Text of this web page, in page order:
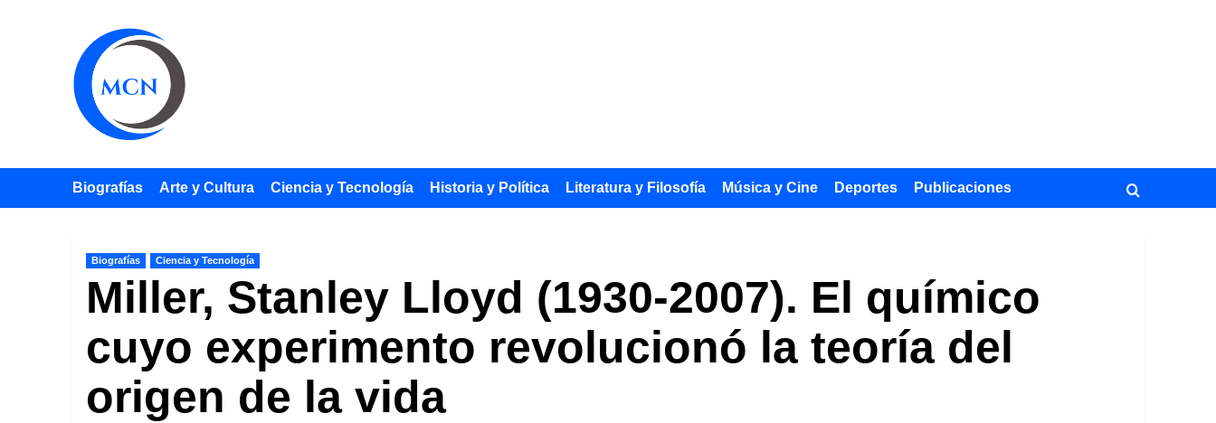
Biografías Arte y Cultura Ciencia y Tecnología Historia y Política Literatura y Filosofía Música y Cine Deportes Publicaciones
Biografías Ciencia y Tecnología
Miller, Stanley Lloyd (1930-2007). El químico
cuyo experimento revolucionó la teoría del
origen de la vida